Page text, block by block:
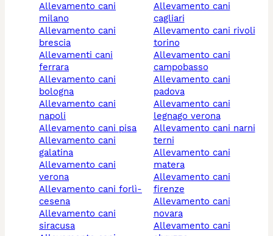
allevamento cani
milano
allevamento cani
brescia
allevamenti cani
ferrara
allevamento cani
bologna
allevamento cani
napoli
allevamento cani pisa
allevamento cani
galatina
allevamento cani
verona
allevamento cani forlì-
cesena
allevamento cani
siracusa
allevamento cani
cagliari
allevamento cani rivoli
torino
allevamento cani
campobasso
allevamento cani
padova
allevamento cani
legnago verona
allevamento cani narni
terni
allevamento cani
matera
allevamento cani
firenze
allevamento cani
novara
allevamento cani